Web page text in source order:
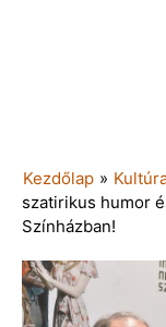
Kezdőlap »
szatirikus humor
Színházban!